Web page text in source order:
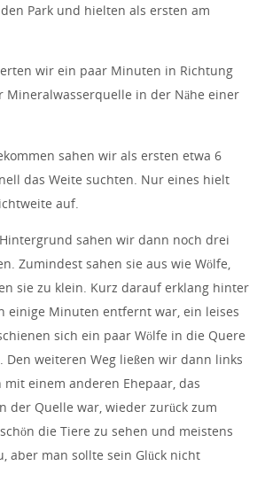
Park und hielten als ersten am
wir ein paar Minuten in Richtung
Mineralwasserquelle in der Nähe einer
sahen wir als ersten etwa 6
das Weite suchten. Nur eines hielt
auf.
sahen wir dann noch drei
Zumindest sahen sie aus wie Wölfe,
sie zu klein. Kurz darauf erklang hinter
einige Minuten entfernt war, ein leises
sich ein paar Wölfe in die Quere
Den weiteren Weg ließen wir dann links
einem anderen Ehepaar, das
der Quelle war, wieder zurück zum
die Tiere zu sehen und meistens
aber man sollte sein Glück nicht